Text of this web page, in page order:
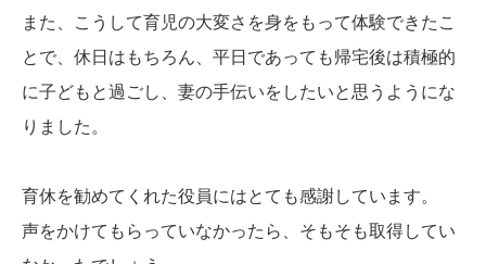
また、こうして育児の大変さを身をもって体験できたこ
とで、休日はもちろん、平日であっても帰宅後は積極的
に子どもと過ごし、妻の手伝いをしたいと思うようにな
りました。
育休を勧めてくれた役員にはとても感謝しています。
声をかけてもらっていなかったら、そもそも取得してい